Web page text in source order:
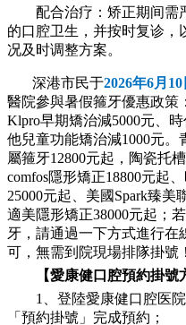
配合治疗：矫正期间需
的口腔卫生，并按时复诊，
况及时调整方案。
深港市民于2026年6月10
醫院參與暑假箍牙優惠政策：
Klpro早期矯治減5000元、
他兒童功能矯治減1000元。
屬箍牙12800元起，陶瓷托
comfos隱形矯正18800元起
25000元起、美國Spark臻美
適美隱形矯正38000元起；
牙，請通過一下方式進行在
可，無需到院現場排隊掛號！
【愛康健口腔預約掛號方
1、登陸愛康健口腔医院
「預約掛號」完成預約；